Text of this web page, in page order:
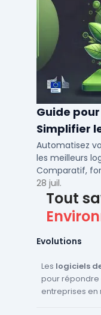
Guide
Simplifier
des
Automatisez
les meilleurs
Comparatif,
choix pour PME
28 juil.
Tout
Evolutions
Les logiciels
pour répondre
entreprises en